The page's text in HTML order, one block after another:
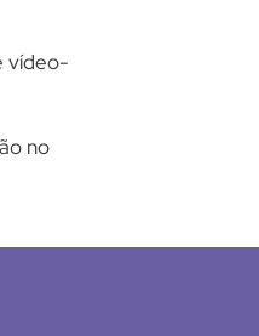
vídeo-
no